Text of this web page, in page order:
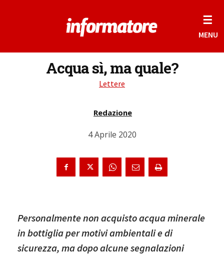
☰
MENU
Acqua sì, ma quale?
Lettere
Redazione
4 Aprile 2020
Personalmente non acquisto acqua minerale
in bottiglia per motivi ambientali e di
sicurezza, ma dopo alcune segnalazioni